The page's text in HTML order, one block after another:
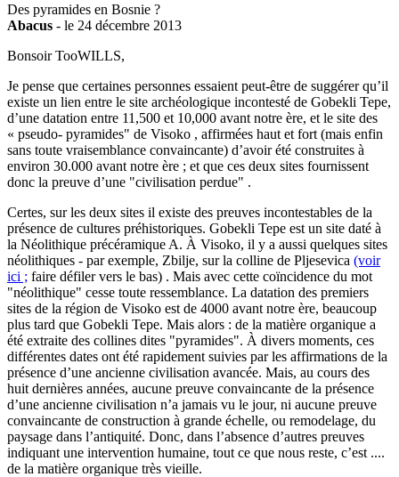
Des pyramides en Bosnie ?
Abacus - le 24 décembre 2013
Bonsoir TooWILLS,
Je pense que certaines personnes essaient peut-être de suggérer qu’il
existe un lien entre le site archéologique incontesté de Gobekli Tepe,
d’une datation entre 11,500 et 10,000 avant notre ère, et le site des
« pseudo- pyramides" de Visoko , affirmées haut et fort (mais enfin
sans toute vraisemblance convaincante) d’avoir été construites à
environ 30.000 avant notre ère ; et que ces deux sites fournissent
donc la preuve d’une "civilisation perdue" .
Certes, sur les deux sites il existe des preuves incontestables de la
présence de cultures préhistoriques. Gobekli Tepe est un site daté à
la Néolithique précéramique A. À Visoko, il y a aussi quelques sites
néolithiques - par exemple, Zbilje, sur la colline de Pljesevica (voir
ici ; faire défiler vers le bas) . Mais avec cette coïncidence du mot
"néolithique" cesse toute ressemblance. La datation des premiers
sites de la région de Visoko est de 4000 avant notre ère, beaucoup
plus tard que Gobekli Tepe. Mais alors : de la matière organique a
été extraite des collines dites "pyramides". À divers moments, ces
différentes dates ont été rapidement suivies par les affirmations de la
présence d’une ancienne civilisation avancée. Mais, au cours des
huit dernières années, aucune preuve convaincante de la présence
d’une ancienne civilisation n’a jamais vu le jour, ni aucune preuve
convaincante de construction à grande échelle, ou remodelage, du
paysage dans l’antiquité. Donc, dans l’absence d’autres preuves
indiquant une intervention humaine, tout ce que nous reste, c’est ....
de la matière organique très vieille.